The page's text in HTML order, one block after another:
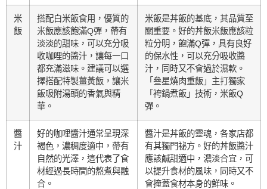
米
飯
搭配白米飯食用，優質的
米飯應該飽滿Q彈，帶有
淡淡的甜味，可以充分吸
收咖哩的醬汁，讓每一口
都充滿滋味。建議可以選
擇搭配特製薑黃飯，讓米
飯吸附湯頭的香氣與精
華。
米飯是丼飯的基底，其品質至
關重要。好的丼飯米飯應該粒
粒分明，飽滿Q彈，具有良好
的保水性，可以充分吸收醬
汁，同時又不會過於濕軟。
「叄星燒肉重飯」主打獨家
「袴鍋煮飯」技術，米飯Q
彈。
醬
汁
好的咖哩醬汁通常呈現深
褐色，濃稠度適中，帶有
自然的光澤，這代表了食
材經過長時間的熬煮與融
合。
醬汁是丼飯的靈魂，各家店都
有其獨門祕方。好的丼飯醬汁
應該鹹甜適中，濃淡合宜，可
以提升食材的風味，同時又不
會掩蓋食材本身的鮮味。